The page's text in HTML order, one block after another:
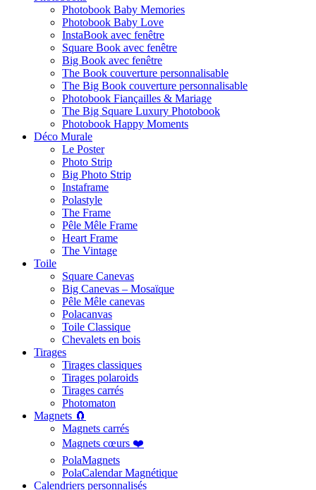
Photobook Baby Memories
Photobook Baby Love
InstaBook avec fenêtre
Square Book avec fenêtre
Big Book avec fenêtre
The Book couverture personnalisable
The Big Book couverture personnalisable
Photobook Fiançailles & Mariage
The Big Square Luxury Photobook
Photobook Happy Moments
Déco Murale
Le Poster
Photo Strip
Big Photo Strip
Instaframe
Polastyle
The Frame
Pêle Mêle Frame
Heart Frame
The Vintage
Toile
Square Canevas
Big Canevas – Mosaïque
Pêle Mêle canevas
Polacanvas
Toile Classique
Chevalets en bois
Tirages
Tirages classiques
Tirages polaroids
Tirages carrés
Photomaton
Magnets 🧲
Magnets carrés
Magnets cœurs ❤️
PolaMagnets
PolaCalendar Magnétique
Calendriers personnalisés